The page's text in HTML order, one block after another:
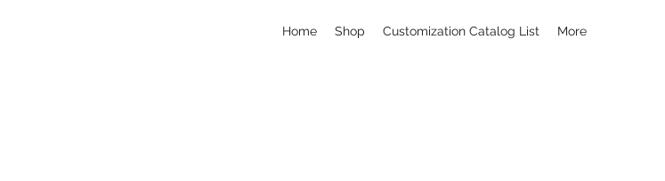
Home Shop Customization Catalog List More